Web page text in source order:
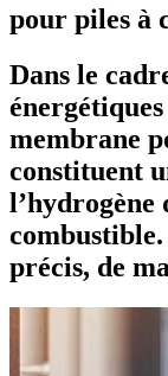
pour piles à
Dans le
membrane
constituent
l’hydrogène
précis, de